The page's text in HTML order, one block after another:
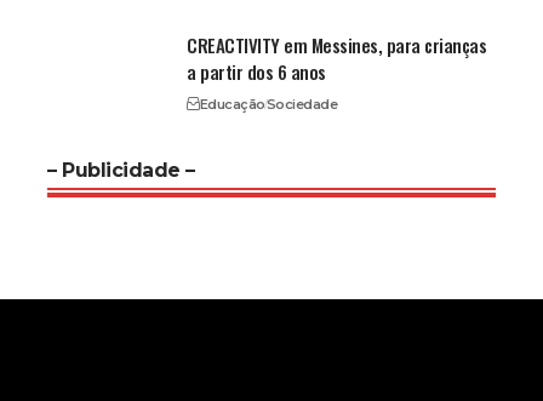
CREACTIVITY em Messines, para crianças
a partir dos 6 anos
EducaçãoSociedade
– Publicidade –